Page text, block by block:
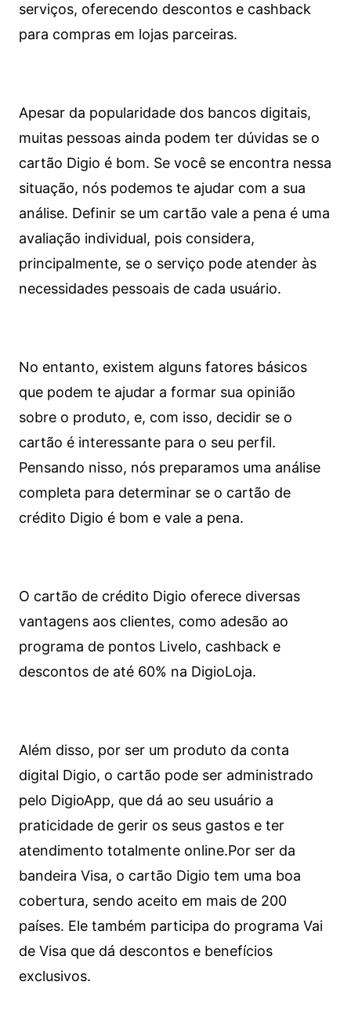
serviços, oferecendo descontos e cashback
para compras em lojas parceiras.
Apesar da popularidade dos bancos digitais,
muitas pessoas ainda podem ter dúvidas se o
cartão Digio é bom. Se você se encontra nessa
situação, nós podemos te ajudar com a sua
análise. Definir se um cartão vale a pena é uma
avaliação individual, pois considera,
principalmente, se o serviço pode atender às
necessidades pessoais de cada usuário.
No entanto, existem alguns fatores básicos
que podem te ajudar a formar sua opinião
sobre o produto, e, com isso, decidir se o
cartão é interessante para o seu perfil.
Pensando nisso, nós preparamos uma análise
completa para determinar se o cartão de
crédito Digio é bom e vale a pena.
O cartão de crédito Digio oferece diversas
vantagens aos clientes, como adesão ao
programa de pontos Livelo, cashback e
descontos de até 60% na DigioLoja.
Além disso, por ser um produto da conta
digital Digio, o cartão pode ser administrado
pelo DigioApp, que dá ao seu usuário a
praticidade de gerir os seus gastos e ter
atendimento totalmente online.Por ser da
bandeira Visa, o cartão Digio tem uma boa
cobertura, sendo aceito em mais de 200
países. Ele também participa do programa Vai
de Visa que dá descontos e benefícios
exclusivos.